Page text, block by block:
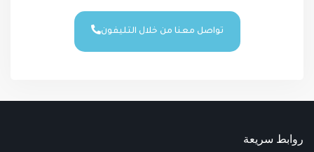
تواصل معنا من خلال التليفون
روابط سريعة